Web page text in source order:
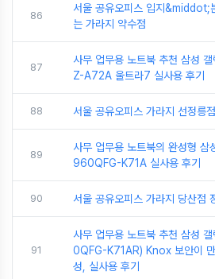
86
서울 공유오피스 입지&middot;
는 가라지 약수점
87
사무 업무용 노트북 추천 삼성
Z-A72A 울트라7 실사용 후기
88 서울 공유오피스 가라지 선정릉
89
사무 업무용 노트북의 완성형
960QFG-K71A 실사용 후기
90 서울 공유오피스 가라지 당산점
91
사무 업무용 노트북 추천 삼성
0QFG-K71AR) Knox 보안이
성, 실사용 후기